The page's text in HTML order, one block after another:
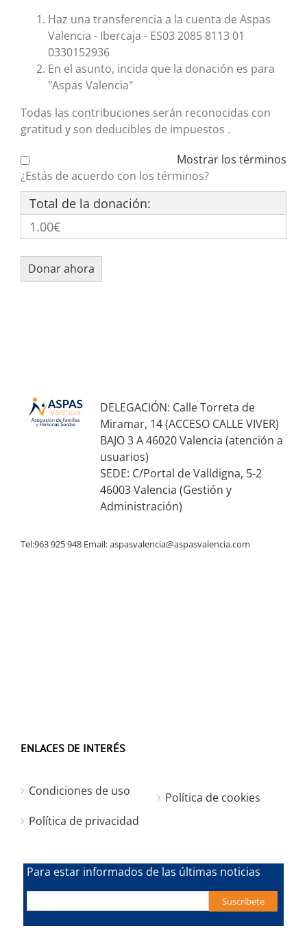
Haz una transferencia a la cuenta de Aspas
Valencia - Ibercaja - ES03 2085 8113 01
0330152936
En el asunto, incida que la donación es para
"Aspas Valencia"
Todas las contribuciones serán reconocidas con
gratitud y son deducibles de impuestos .
Mostrar los términos
¿Estás de acuerdo con los términos?
Total de la donación:
1.00€
DELEGACIÓN: Calle Torreta de
Miramar, 14 (ACCESO CALLE VIVER)
BAJO 3 A 46020 Valencia (atención a
usuarios)
SEDE: C/Portal de Valldigna, 5-2
46003 Valencia (Gestión y
Administración)
Tel:963 925 948 Email:aspasvalencia@aspasvalencia.com
ENLACES DE INTERÉS
Condiciones de uso
Política de privacidad
Política de cookies
Para estar informados de las últimas noticias